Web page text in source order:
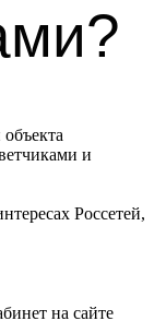
и
Россетей,
на сайте